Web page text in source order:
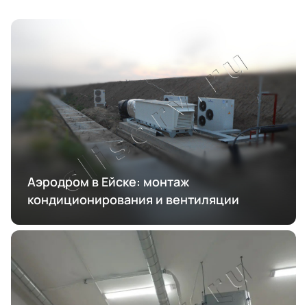
Аэродром в Ейске: монтаж
кондиционирования и вентиляции